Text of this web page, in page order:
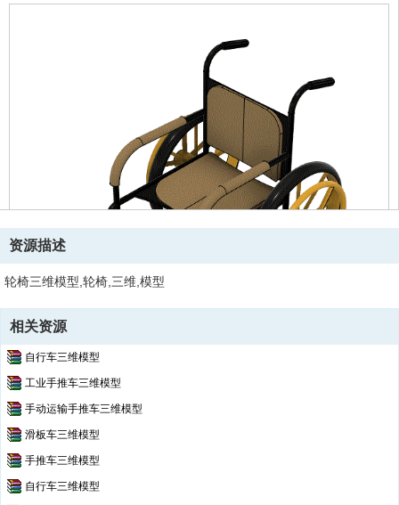
资源描述
轮椅三维模型,轮椅,三维,模型
相关资源
自行车三维模型
工业手推车三维模型
手动运输手推车三维模型
滑板车三维模型
手推车三维模型
自行车三维模型